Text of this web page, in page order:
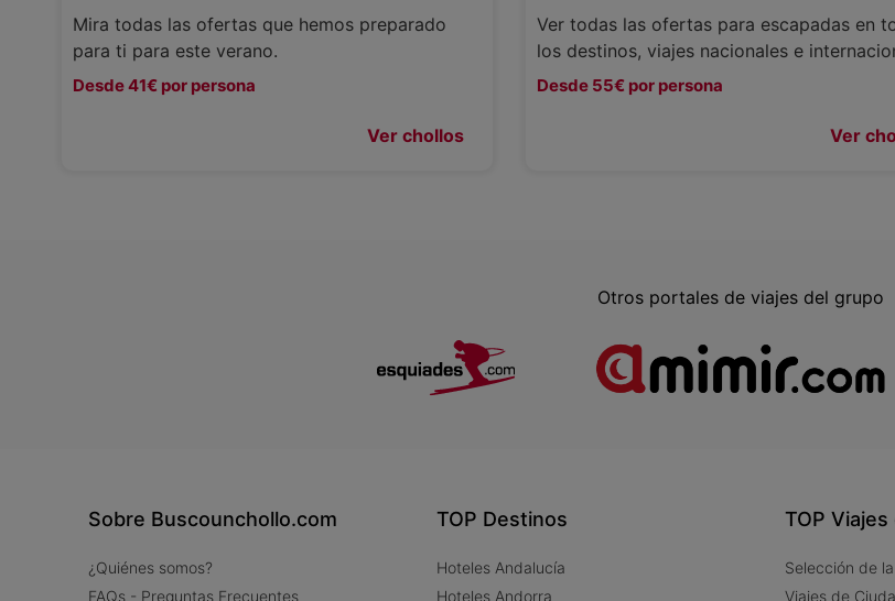
Mira todas las ofertas que hemos preparado
para ti para este verano.
Desde 41€ por persona
Ver chollos
Ver todas las ofertas para escapadas en
los destinos, viajes nacionales e
Desde 55€ por persona
Ver
Otros portales de viajes del grupo
Sobre Buscounchollo.com
¿Quiénes somos?
FAQs - Preguntas Frecuentes
TOP Destinos
Hoteles Andalucía
Hoteles Andorra
TOP
Selección de
Viajes de